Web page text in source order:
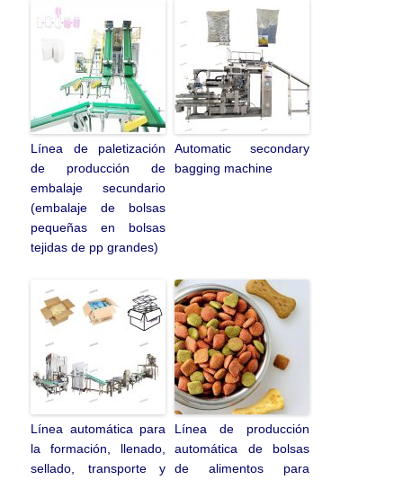
Línea de paletización
de producción de
embalaje secundario
(embalaje de bolsas
pequeñas en bolsas
tejidas de pp grandes)
Automatic secondary
bagging machine
Línea automática para
la formación, llenado,
sellado, transporte y
Línea de producción
automática de bolsas
de alimentos para